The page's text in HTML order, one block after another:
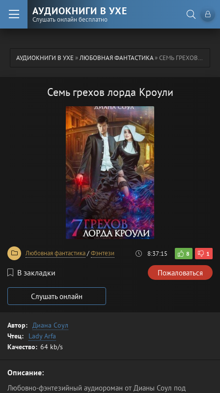
АУДИОКНИГИ В УХЕ
Слушать онлайн бесплатно
АУДИОКНИГИ В УХЕ»ЛЮБОВНАЯ ФАНТАСТИКА» СЕМЬ ГРЕХОВ ЛОРДА КРОУЛИ
Семь грехов лорда Кроули
Любовная фантастика/Фэнтези 8:37:15 8 1
В закладки Пожаловаться
Слушать онлайн
Автор: Диана Соул
Чтец:
Lady Arfa
Качество: 64 kb/s
Описание:
Любовно-фэнтезийный аудиороман от Дианы Соул под